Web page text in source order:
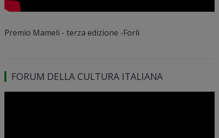
Premio Mameli - terza edizione -Forlì
FORUM DELLA CULTURA ITALIANA